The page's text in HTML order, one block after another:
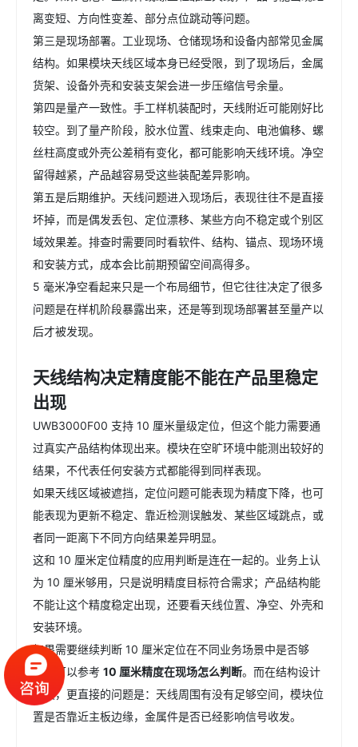
离变短、方向性变差、部分点位跳动等问题。
第三是现场部署。工业现场、仓储现场和设备内部常见金属
结构。如果模块天线区域本身已经受限，到了现场后，金属
货架、设备外壳和安装支架会进一步压缩信号余量。
第四是量产一致性。手工样机装配时，天线附近可能刚好比
较空。到了量产阶段，胶水位置、线束走向、电池偏移、螺
丝柱高度或外壳公差稍有变化，都可能影响天线环境。净空
留得越紧，产品越容易受这些装配差异影响。
第五是后期维护。天线问题进入现场后，表现往往不是直接
坏掉，而是偶发丢包、定位漂移、某些方向不稳定或个别区
域效果差。排查时需要同时看软件、结构、锚点、现场环境
和安装方式，成本会比前期预留空间高得多。
5 毫米净空看起来只是一个布局细节，但它往往决定了很多
问题是在样机阶段暴露出来，还是等到现场部署甚至量产以
后才被发现。
天线结构决定精度能不能在产品里稳定
出现
UWB3000F00 支持 10 厘米量级定位，但这个能力需要通
过真实产品结构体现出来。模块在空旷环境中能测出较好的
结果，不代表任何安装方式都能得到同样表现。
如果天线区域被遮挡，定位问题可能表现为精度下降，也可
能表现为更新不稳定、靠近检测误触发、某些区域跳点，或
者同一距离下不同方向结果差异明显。
这和 10 厘米定位精度的应用判断是连在一起的。业务上认
为 10 厘米够用，只是说明精度目标符合需求；产品结构能
不能让这个精度稳定出现，还要看天线位置、净空、外壳和
安装环境。
如果需要继续判断 10 厘米定位在不同业务场景中是否够
用，可以参考 10 厘米精度在现场怎么判断。而在结构设计
阶段，更直接的问题是：天线周围有没有足够空间，模块位
置是否靠近主板边缘，金属件是否已经影响信号收发。